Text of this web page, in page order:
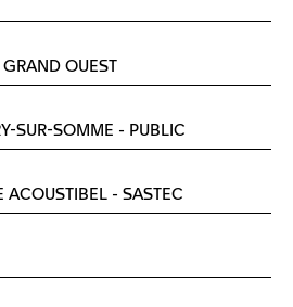
OUEST
SUR-SOMME - PUBLIC
ACOUSTIBEL - SASTEC